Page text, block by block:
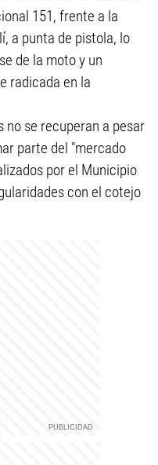
151, frente a la
a punta de pistola, lo
de la moto y un
radicada en la
no se recuperan a pesar
parte del "mercado
por el Municipio
con el cotejo